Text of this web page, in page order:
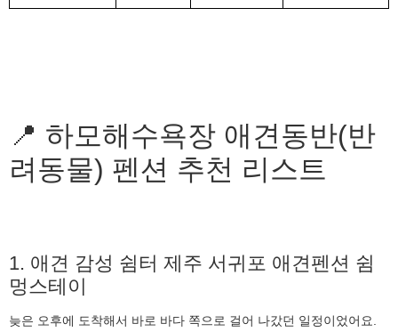
📍 하모해수욕장 애견동반(반
려동물) 펜션 추천 리스트
1. 애견 감성 쉼터 제주 서귀포 애견펜션 쉼
멍스테이
늦은 오후에 도착해서 바로 바다 쪽으로 걸어 나갔던 일정이었어요.